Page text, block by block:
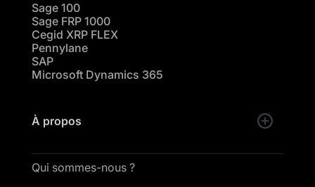
Sage 100
Sage FRP 1000
Cegid XRP FLEX
Pennylane
SAP
Microsoft Dynamics 365
À propos
Qui sommes-nous ?